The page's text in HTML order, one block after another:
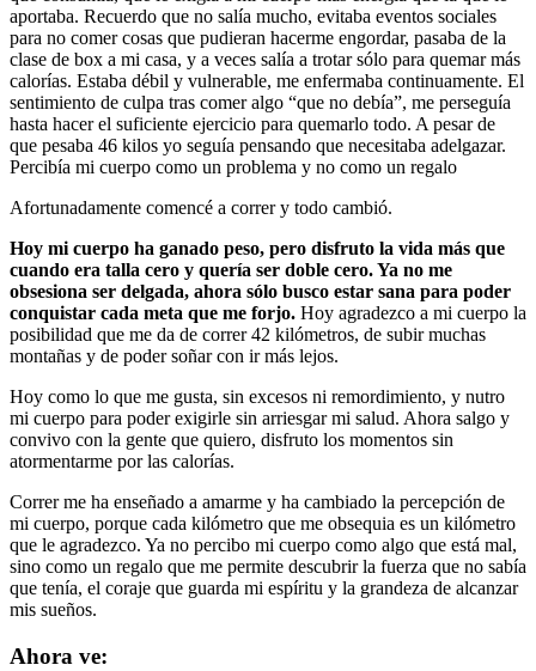
aportaba. Recuerdo que no salía mucho, evitaba eventos sociales
para no comer cosas que pudieran hacerme engordar, pasaba de la
clase de box a mi casa, y a veces salía a trotar sólo para quemar más
calorías. Estaba débil y vulnerable, me enfermaba continuamente. El
sentimiento de culpa tras comer algo “que no debía”, me perseguía
hasta hacer el suficiente ejercicio para quemarlo todo. A pesar de
que pesaba 46 kilos yo seguía pensando que necesitaba adelgazar.
Percibía mi cuerpo como un problema y no como un regalo
Afortunadamente comencé a correr y todo cambió.
Hoy mi cuerpo ha ganado peso, pero disfruto la vida más que
cuando era talla cero y quería ser doble cero. Ya no me
obsesiona ser delgada, ahora sólo busco estar sana para poder
conquistar cada meta que me forjo. Hoy agradezco a mi cuerpo la
posibilidad que me da de correr 42 kilómetros, de subir muchas
montañas y de poder soñar con ir más lejos.
Hoy como lo que me gusta, sin excesos ni remordimiento, y nutro
mi cuerpo para poder exigirle sin arriesgar mi salud. Ahora salgo y
convivo con la gente que quiero, disfruto los momentos sin
atormentarme por las calorías.
Correr me ha enseñado a amarme y ha cambiado la percepción de
mi cuerpo, porque cada kilómetro que me obsequia es un kilómetro
que le agradezco. Ya no percibo mi cuerpo como algo que está mal,
sino como un regalo que me permite descubrir la fuerza que no sabía
que tenía, el coraje que guarda mi espíritu y la grandeza de alcanzar
mis sueños.
Ahora ve: